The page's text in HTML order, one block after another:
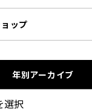
ップ
年別アーカイブ